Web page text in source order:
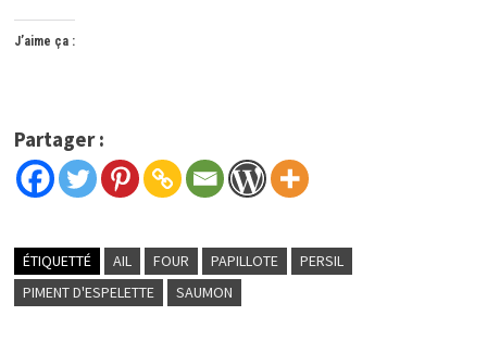
J’aime ça :
Partager :
ÉTIQUETTÉ AIL FOUR PAPILLOTE
PERSIL
PIMENT D'ESPELETTE
SAUMON